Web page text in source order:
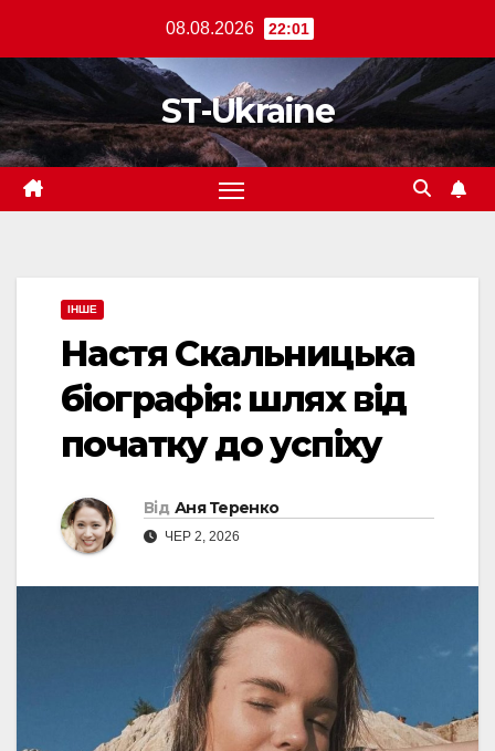
вмісту
08.08.2026 22:01
ST-Ukraine
ІНШЕ
Настя Скальницька
біографія: шлях від
початку до успіху
Від Аня Теренко
ЧЕР 2, 2026